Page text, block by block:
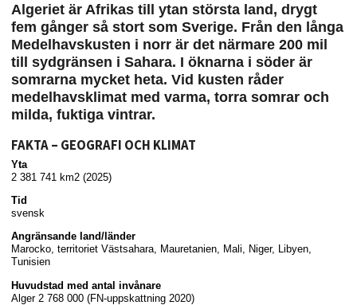
Algeriet är Afrikas till ytan största land, drygt
fem gånger så stort som Sverige. Från den långa
Medelhavskusten i norr är det närmare 200 mil
till sydgränsen i Sahara. I öknarna i söder är
somrarna mycket heta. Vid kusten råder
medelhavsklimat med varma, torra somrar och
milda, fuktiga vintrar.
FAKTA – GEOGRAFI OCH KLIMAT
Yta
2 381 741 km2 (2025)
Tid
svensk
Angränsande land/länder
Marocko, territoriet Västsahara, Mauretanien, Mali, Niger, Libyen,
Tunisien
Huvudstad med antal invånare
Alger 2 768 000 (FN-uppskattning 2020)